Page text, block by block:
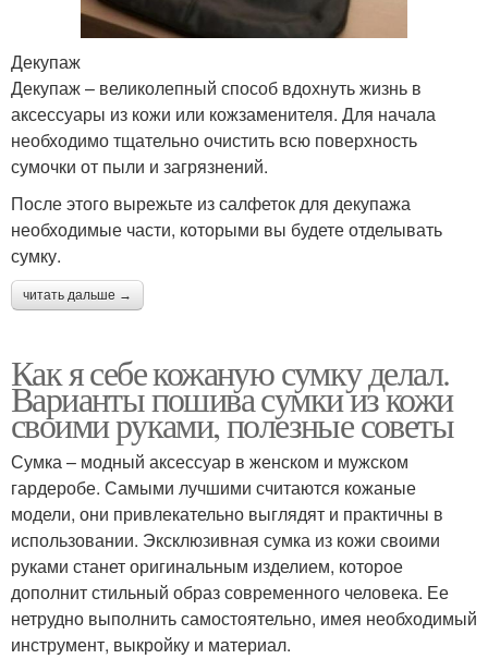
Декупаж
Декупаж – великолепный способ вдохнуть жизнь в
аксессуары из кожи или кожзаменителя. Для начала
необходимо тщательно очистить всю поверхность
сумочки от пыли и загрязнений.
После этого вырежьте из салфеток для декупажа
необходимые части, которыми вы будете отделывать
сумку.
читать дальше →
Как я себе кожаную сумку делал.
Варианты пошива сумки из кожи
своими руками, полезные советы
Сумка – модный аксессуар в женском и мужском
гардеробе. Самыми лучшими считаются кожаные
модели, они привлекательно выглядят и практичны в
использовании. Эксклюзивная сумка из кожи своими
руками станет оригинальным изделием, которое
дополнит стильный образ современного человека. Ее
нетрудно выполнить самостоятельно, имея необходимый
инструмент, выкройку и материал.